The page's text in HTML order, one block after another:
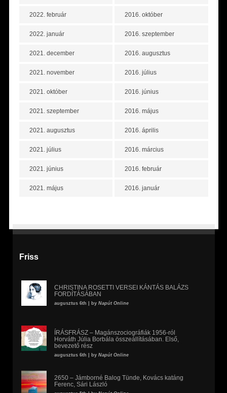
2022. február
2022. január
2021. december
2021. november
2021. október
2021. szeptember
2021. augusztus
2021. július
2021. június
2021. május
2016. október
2016. szeptember
2016. augusztus
2016. július
2016. június
2016. május
2016. április
2016. március
2016. február
2016. január
Friss
CHRISTINA ROSETTI VERSEI KÁNTÁS BALÁZS
FORDÍTÁSÁBAN
augusztus 6th | by Napút Online
ÍRÁSFRÁSZ – Magánszociográfiák 1956-ról
Horváth Júlia Borbála összeállításában. Első,
bevezető rész
augusztus 6th | by Napút Online
2650 – Jámborné Balog Tünde, Kovács katáng
Ferenc, Sári László